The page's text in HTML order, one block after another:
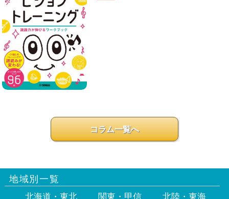
コラム一覧へ
地域別一覧
北海道・東北 関東・甲信 北陸・東海